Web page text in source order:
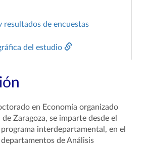
resultados de encuestas
del estudio
en Economía organizado
Zaragoza, se imparte desde el
interdepartamental, en el
de Análisis